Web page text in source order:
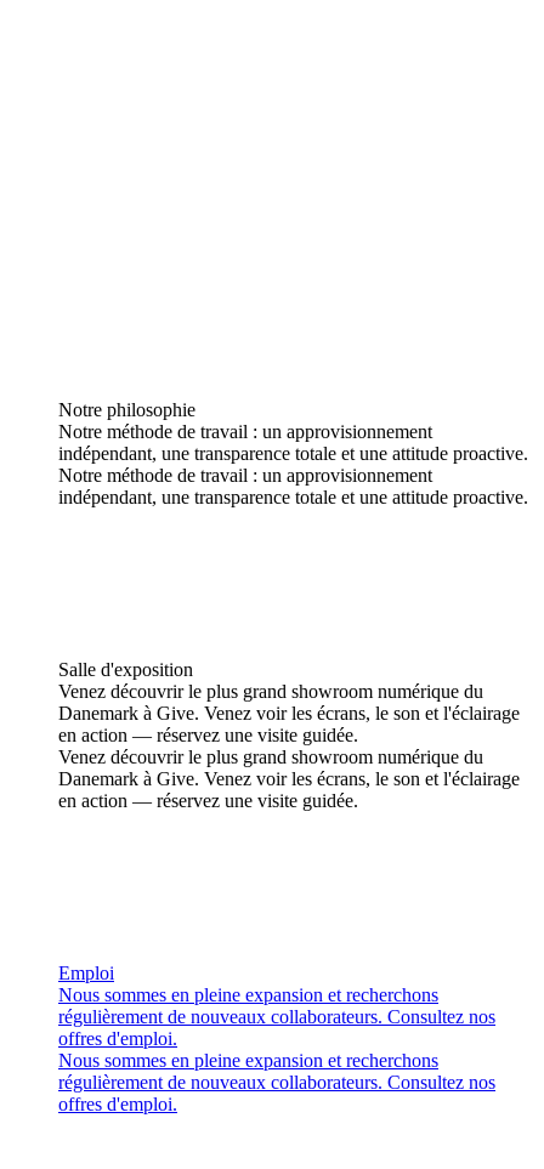
Notre philosophie
Notre méthode de travail : un approvisionnement
indépendant, une transparence totale et une attitude proactive.
Notre méthode de travail : un approvisionnement
indépendant, une transparence totale et une attitude proactive.
Salle d'exposition
Venez découvrir le plus grand showroom numérique du
Danemark à Give. Venez voir les écrans, le son et l'éclairage
en action — réservez une visite guidée.
Venez découvrir le plus grand showroom numérique du
Danemark à Give. Venez voir les écrans, le son et l'éclairage
en action — réservez une visite guidée.
Emploi
Nous sommes en pleine expansion et recherchons
régulièrement de nouveaux collaborateurs. Consultez nos
offres d'emploi.
Nous sommes en pleine expansion et recherchons
régulièrement de nouveaux collaborateurs. Consultez nos
offres d'emploi.